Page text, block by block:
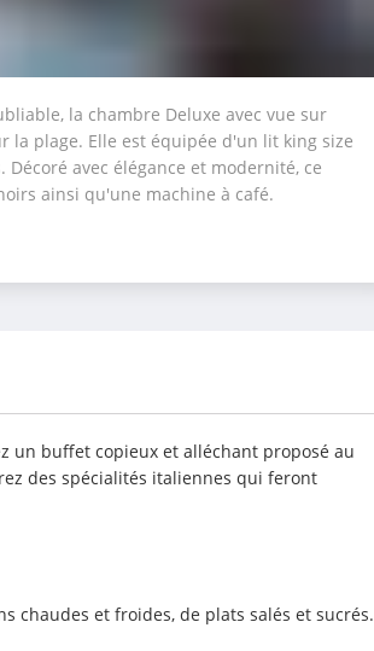
la chambre Deluxe avec vue sur
la plage. Elle est équipée d'un lit king size
avec élégance et modernité, ce
ainsi qu'une machine à café.
un buffet copieux et alléchant proposé au
des spécialités italiennes qui feront
chaudes et froides, de plats salés et sucrés.